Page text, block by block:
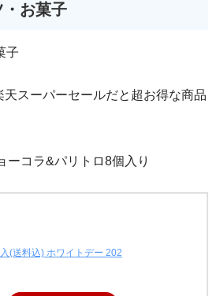
・お菓子
子
天スーパーセールだと超お得な商品
ーコラ&パリトロ8個入り
(送料込) ホワイトデー 202